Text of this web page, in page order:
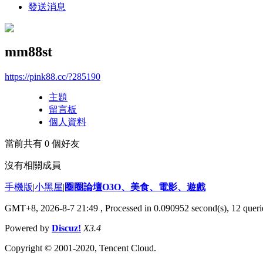
發送消息
mm88st
https://pink88.cc/?285190
主題
留言板
個人資料
當前共有 0 個好友
沒有相關成員
手機版|小黑屋|圈圈論壇O3O、美食、電影、遊戲
GMT+8, 2026-8-7 21:49 , Processed in 0.090952 second(s), 12
Powered by Discuz! X3.4
Copyright © 2001-2020, Tencent Cloud.